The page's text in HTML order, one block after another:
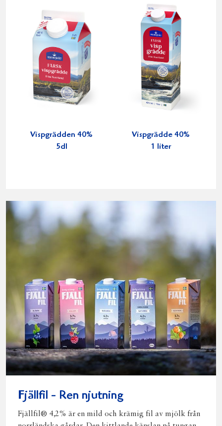
Vispgrädden 40%
5dl
Vispgrädde 40%
1 liter
Fjällfil - Ren njutning
Fjällfil® 4,2% är en mild och krämig fil av mjölk från